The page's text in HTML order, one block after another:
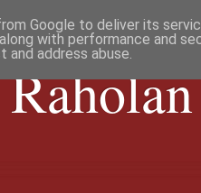
Google to deliver its
with performance and
address abuse.